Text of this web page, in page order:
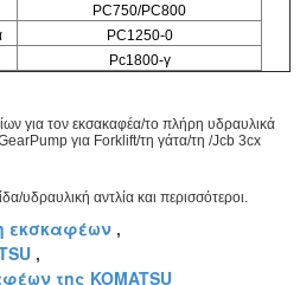
PC750/PC800
PC1250-0
Pc1800-γ
για τον εκσακαφέα/το πλήρη υδραυλικά
για Forklift/τη γάτα/τη /Jcb 3cx
υδραυλική αντλία και περισσότεροι.
εκσκαφέων ,
,
της KOMATSU